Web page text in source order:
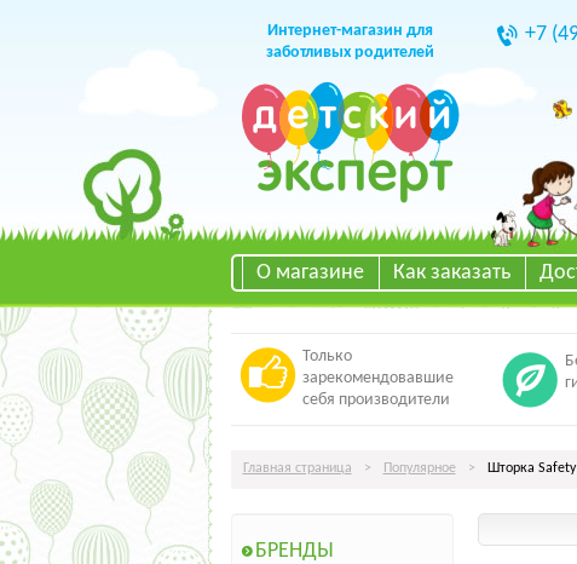
Интернет-магазин для
заботливых родителей
+7
О магазине Как заказать
Только
зарекомендовавшие
себя производители
Главная страница > Популярное > Шторка
БРЕНДЫ